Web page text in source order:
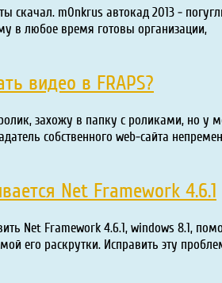
скачал. m0nkrus автокад 2013 -
в любое время готовы организации,
видео в FRAPS?
захожу в папку с роликами, но у
собственного web-сайта
Net Framework 4.6.1
Net Framework 4.6.1, windows 8.1,
его раскрутки. Исправить эту